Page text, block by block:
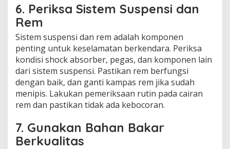
6. Periksa Sistem Suspensi dan
Rem
Sistem suspensi dan rem adalah komponen
penting untuk keselamatan berkendara. Periksa
kondisi shock absorber, pegas, dan komponen lain
dari sistem suspensi. Pastikan rem berfungsi
dengan baik, dan ganti kampas rem jika sudah
menipis. Lakukan pemeriksaan rutin pada cairan
rem dan pastikan tidak ada kebocoran.
7. Gunakan Bahan Bakar
Berkualitas